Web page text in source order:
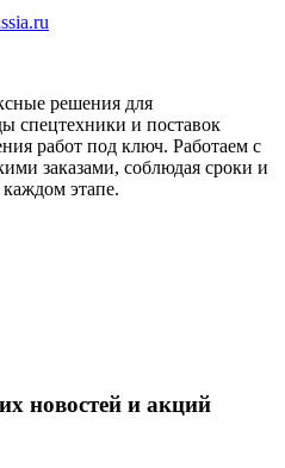
решения для
спецтехники и поставок
работ под ключ. Работаем с
заказами, соблюдая сроки и
каждом этапе.
новостей и акций